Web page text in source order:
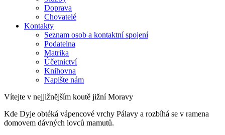
Doprava
Chovatelé
Kontakty
Seznam osob a kontaktní spojení
Podatelna
Matrika
Účetnictví
Knihovna
Napište nám
Vítejte v nejjižnějším koutě jižní Moravy
Kde Dyje obtéká vápencové vrchy Pálavy a rozbíhá se v ramena
domovem dávných lovců mamutů.